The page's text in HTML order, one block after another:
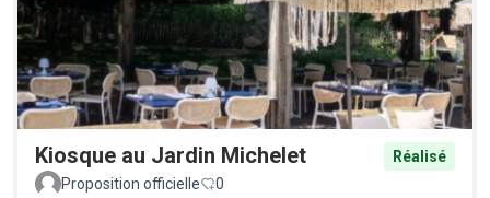
Kiosque au Jardin Michelet
Réalisé
Proposition officielle
0